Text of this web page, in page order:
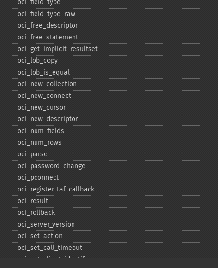
oci_​field_​type
oci_​field_​type_​raw
oci_​free_​descriptor
oci_​free_​statement
oci_​get_​implicit_​resultset
oci_​lob_​copy
oci_​lob_​is_​equal
oci_​new_​collection
oci_​new_​connect
oci_​new_​cursor
oci_​new_​descriptor
oci_​num_​fields
oci_​num_​rows
oci_​parse
oci_​password_​change
oci_​pconnect
oci_​register_​taf_​callback
oci_​result
oci_​rollback
oci_​server_​version
oci_​set_​action
oci_​set_​call_​timeout
oci_​set_​client_​identifier